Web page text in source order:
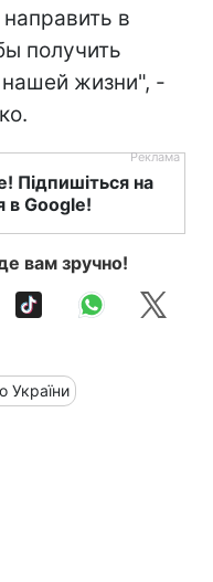
в
получить
жизни", -
Підпишіться на
в Google!
вам зручно!
України